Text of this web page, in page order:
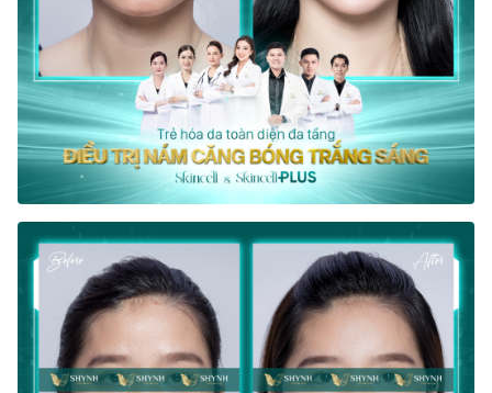
Liên hệ với chúng tôi
1900 989 800 ƯU ĐÃI